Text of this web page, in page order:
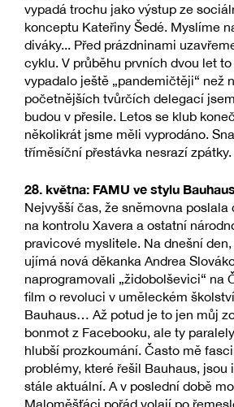
vypadá trochu jako výstup ze
konceptu Kateřiny Šedé. Myslíme
diváky... Před prázdninami
cyklu. V průběhu prvních dvou let
vypadalo ještě „pandemičtěji“ než
početnějších tvůrčích delegací
budou v přesile. Letos se klub
několikrát jsme měli vyprodáno.
tříměsíční přestávka nesrazí zpátky.
28. května: FAMU ve stylu Bauhaus
Nejvyšší čas, že sněmovna poslala
na kontrolu Xavera a ostatní
pravicové myslitele. Na dnešní den,
ujímá nová děkanka Andrea
naprogramovali „židobolševici“ na
film o revoluci v uměleckém
Bauhaus… Až potud je to jen můj
bonmot z Facebooku, ale ty
hlubší prozkoumání. Často mě
problémy, které řešil Bauhaus, jsou
stále aktuální. A v poslední době
Maloměšťáci pořád volají po